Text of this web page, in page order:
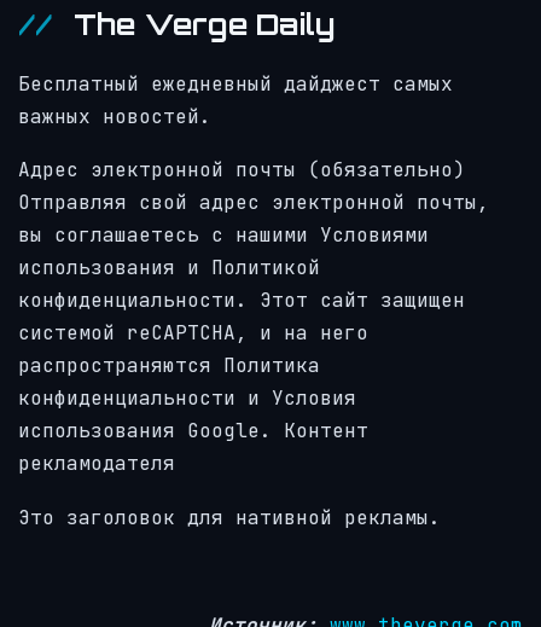
The Verge Daily
Бесплатный ежедневный дайджест самых
важных новостей.
Адрес электронной почты (обязательно)
Отправляя свой адрес электронной почты,
вы соглашаетесь с нашими Условиями
использования и Политикой
конфиденциальности. Этот сайт защищен
системой reCAPTCHA, и на него
распространяются Политика
конфиденциальности и Условия
использования Google. Контент
рекламодателя
Это заголовок для нативной рекламы.